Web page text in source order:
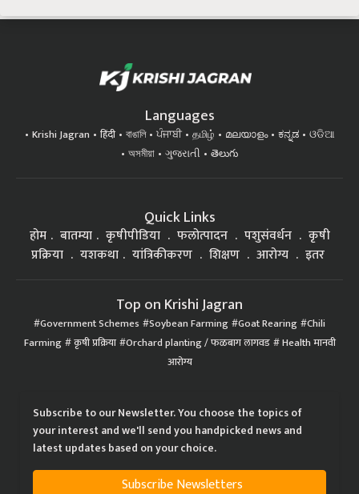
Languages
Krishi Jagran हिंदी বাঙালি ਪੰਜਾਬੀ தமிழ் മലയാളം ಕನ್ನಡ
ଓଡିଆ
অসমীয়া
ગુજરાતી తెలుగు
Quick Links
होम बातम्या कृषीपीडिया फलोत्पादन पशुसंवर्धन
कृषी
प्रक्रिया
यशकथा यांत्रिकीकरण शिक्षण आरोग्य इतर
Top on Krishi Jagran
Government Schemes Soybean Farming Goat Rearing Chili
Farming कृषी प्रक्रिया Orchard planting / फळबाग लागवड Health मानवी
आरोग्य
Subscribe to our Newsletter. You choose the topics of
your interest and we'll send you handpicked news and
latest updates based on your choice.
Subscribe Newsletters